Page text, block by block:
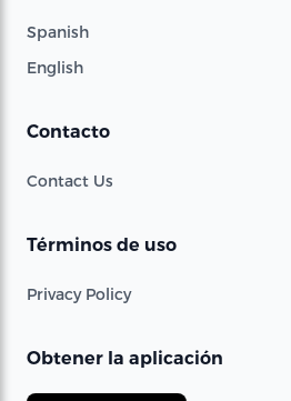
Spanish
English
Contacto
Contact Us
Términos de uso
Privacy Policy
Obtener la aplicación